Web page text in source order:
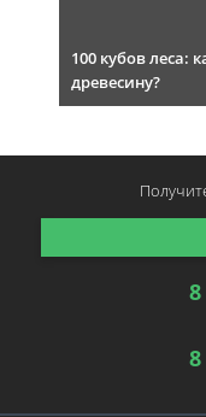
100 кубов леса:
древесину?